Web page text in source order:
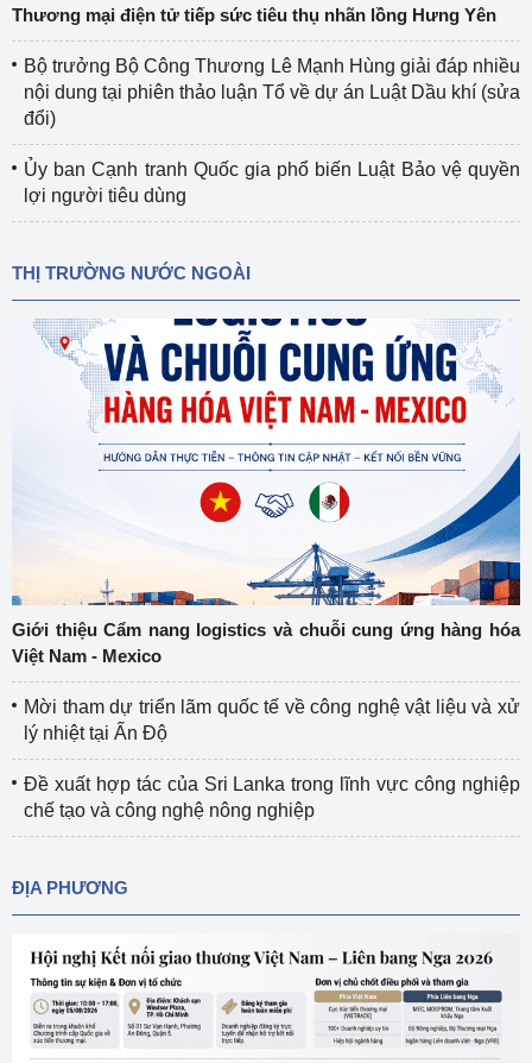
Thương mại điện tử tiếp sức tiêu thụ nhãn lồng Hưng Yên
Bộ trưởng Bộ Công Thương Lê Mạnh Hùng giải đáp nhiều
nội dung tại phiên thảo luận Tổ về dự án Luật Dầu khí (sửa
đổi)
Ủy ban Cạnh tranh Quốc gia phổ biến Luật Bảo vệ quyền
lợi người tiêu dùng
THỊ TRƯỜNG NƯỚC NGOÀI
Giới thiệu Cẩm nang logistics và chuỗi cung ứng hàng hóa
Việt Nam - Mexico
Mời tham dự triển lãm quốc tế về công nghệ vật liệu và xử
lý nhiệt tại Ấn Độ
Đề xuất hợp tác của Sri Lanka trong lĩnh vực công nghiệp
chế tạo và công nghệ nông nghiệp
ĐỊA PHƯƠNG